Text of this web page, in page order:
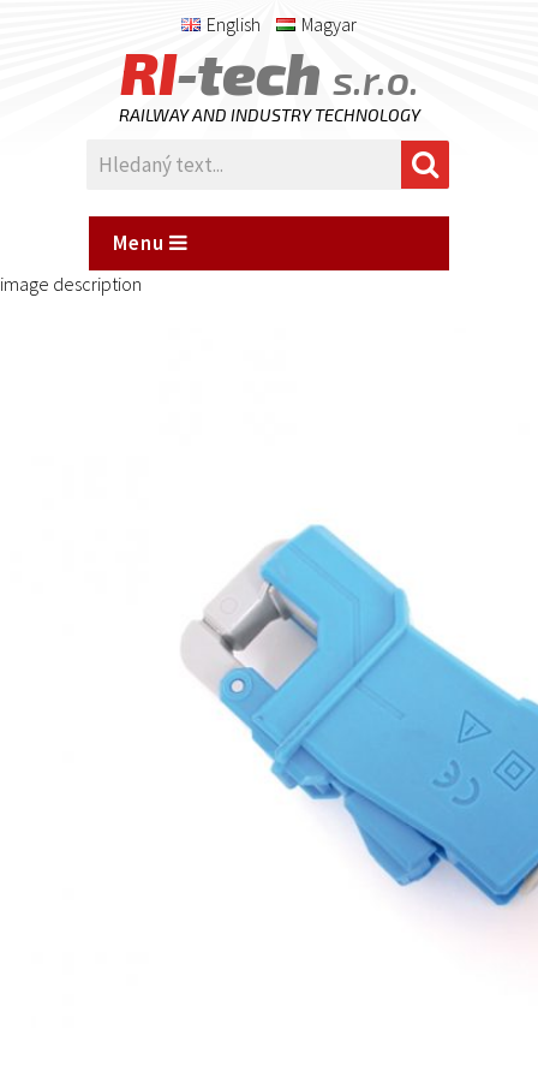
English Magyar
RI-tech s.r.o.
RAILWAY AND INDUSTRY TECHNOLOGY
Menu
image description